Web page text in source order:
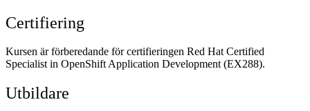
Certifiering
Kursen är förberedande för certifieringen Red Hat Certified
Specialist in OpenShift Application Development (EX288).
Utbildare